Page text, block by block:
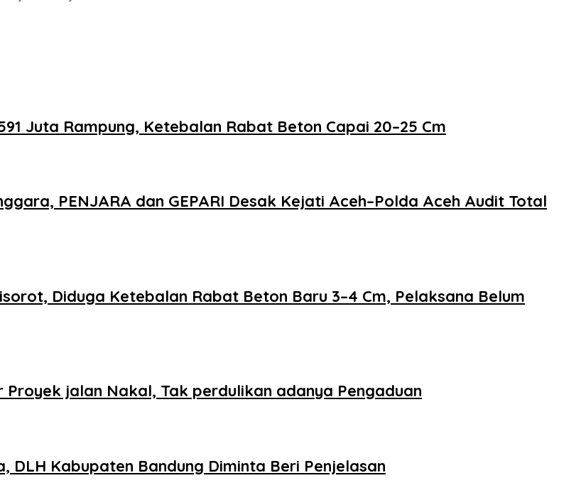
Juta Rampung, Ketebalan Rabat Beton Capai 20–25 Cm
PENJARA dan GEPARI Desak Kejati Aceh–Polda Aceh Audit Total
Diduga Ketebalan Rabat Beton Baru 3–4 Cm, Pelaksana Belum
jalan Nakal, Tak perdulikan adanya Pengaduan
DLH Kabupaten Bandung Diminta Beri Penjelasan